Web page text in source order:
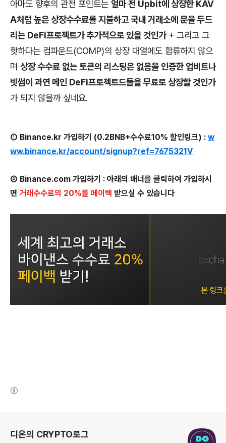
아마도 향후의 관전 포인트는 얼마 전 Upbit에 상장한 KAV
A처럼 높은 상장수수료를 지불하고 국내 거래소에 문을 두드
리는 DeFi프로젝트가 추가적으로 있을 것인가 + 그리고 그
핫하다는 컴파운드(COMP)의 상장 대열에도 합류하지 않으
며 상장 수수료 없는 토큰의 리스팅은 없음을 인증한 업비트나
빗썸이 과연 메인 DeFi프로젝트드들을 무료로 상장할 것인가
가 되지 않을까 싶네요.
① Binance.kr 가입하기 (0.2BNB+수수료10% 할인링크) : w
ww.binance.kr/account/signup?ref=7675321V
② Binance.com 가입하기 : 아래의 배너를 클릭하여 가입하시
면 거래수수료의 20%를 페이백 받으실 수 있습니다
디온의 CRYPTO로그